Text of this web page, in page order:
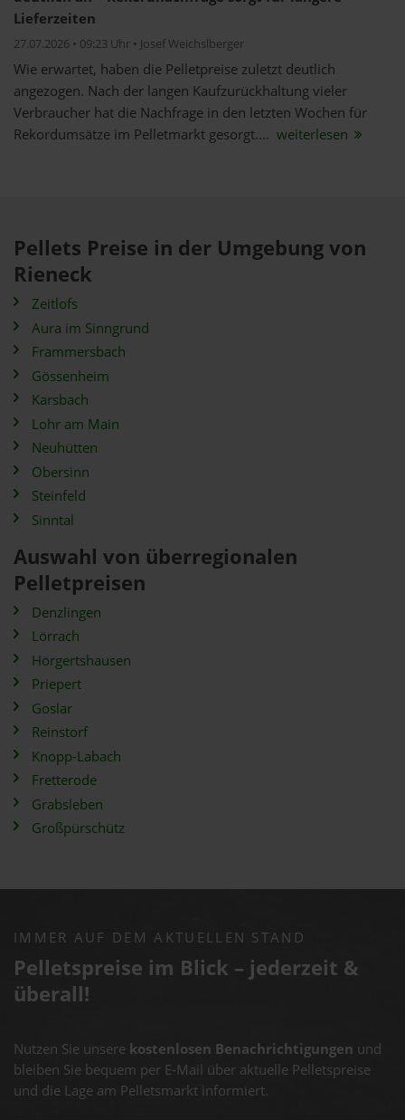
Lieferzeiten
27.07.2026 • 09:23 Uhr • Josef Weichslberger
Wie erwartet, haben die Pelletpreise zuletzt deutlich
angezogen. Nach der langen Kaufzurückhaltung vieler
Verbraucher hat die Nachfrage in den letzten Wochen für
Rekordumsätze im Pelletmarkt gesorgt.... weiterlesen
Pellets Preise in der Umgebung von
Rieneck
Zeitlofs
Aura im Sinngrund
Frammersbach
Gössenheim
Karsbach
Lohr am Main
Neuhütten
Obersinn
Steinfeld
Sinntal
Auswahl von überregionalen
Pelletpreisen
Denzlingen
Lörrach
Hörgertshausen
Priepert
Goslar
Reinstorf
Knopp-Labach
Fretterode
Grabsleben
Großpürschütz
IMMER AUF DEM AKTUELLEN STAND
Pelletspreise im Blick – jederzeit &
überall!
Nutzen Sie unsere kostenlosen Benachrichtigungen und
bleiben Sie bequem per E-Mail über aktuelle Pelletspreise
und die Lage am Pelletsmarkt informiert.